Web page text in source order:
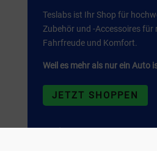
Teslabs ist Ihr Shop für
Zubehör und -Accessoires für
Fahrfreude und Komfort.
Weil es mehr als nur ein Auto
JETZT SHOPPEN
Werbung